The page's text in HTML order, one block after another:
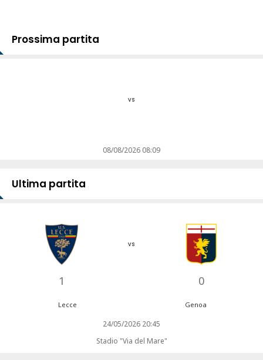
Prossima partita
vs
08/08/2026 08:09
Ultima partita
1
vs
0
Lecce Genoa
24/05/2026 20:45
Stadio "Via del Mare"